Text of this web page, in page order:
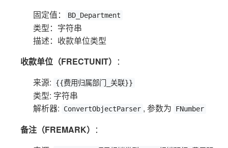
固定值：
BD_Department
类型：字符串
描述：收款单位类型
收款单位（FRECTUNIT） ：
来源:
{{费用归属部门_关联}}
类型: 字符串
解析器:
ConvertObjectParser , 参数为 FNumber
备注（FREMARK） ：